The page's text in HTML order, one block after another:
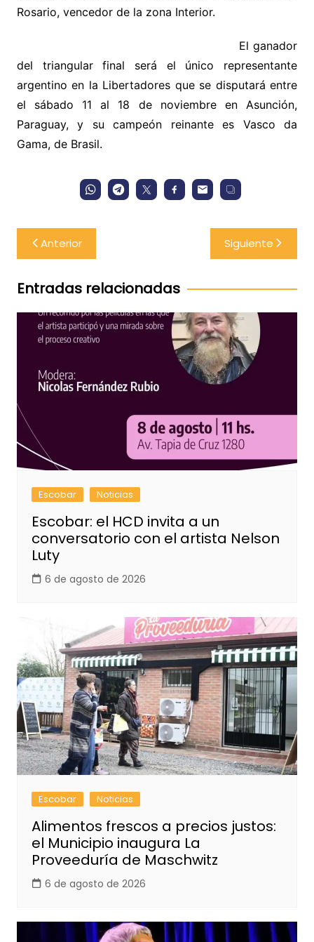
Rosario, vencedor de la zona Interior.
El ganador
del triangular final será el único representante
argentino en la Libertadores que se disputará entre
el sábado 11 al 18 de noviembre en Asunción,
Paraguay, y su campeón reinante es Vasco da
Gama, de Brasil.
Navegación
de
entradas
Anterior Siguiente
Entradas relacionadas
Escobar Noticias
Escobar: el HCD invita a un
conversatorio con el artista Nelson
Luty
6 de agosto de 2026
Escobar Noticias
Alimentos frescos a precios justos:
el Municipio inaugura La
Proveeduría de Maschwitz
6 de agosto de 2026